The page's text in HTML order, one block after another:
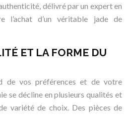
délivré par un expert en
l’achat d’un véritable jade de
ET LA FORME DU
de vos préférences et de votre
se décline en plusieurs qualités et
variété de choix. Des pièces de